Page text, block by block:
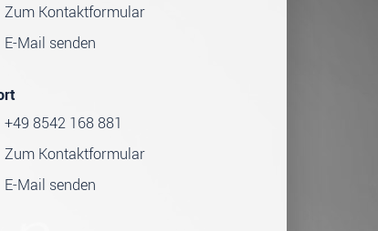
Zum Kontaktformular
E-Mail senden
+49 8542 168 881
Zum Kontaktformular
E-Mail senden